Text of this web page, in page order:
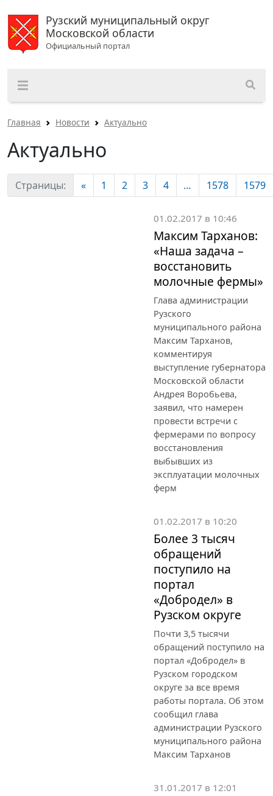
Рузский муниципальный округ
Московской области
Официальный портал
Главная Новости Актуально
Актуально
Страницы: « 1 2 3 4 ... 1578 1579
01.02.2017 в 10:46
Максим Тарханов:
«Наша задача –
восстановить
молочные фермы»
Глава администрации
Рузского
муниципального района
Максим Тарханов,
комментируя
выступление губернатора
Московской области
Андрея Воробьева,
заявил, что намерен
провести встречи с
фермерами по вопросу
восстановления
выбывших из
эксплуатации молочных
ферм
01.02.2017 в 10:20
Более 3 тысяч
обращений
поступило на
портал
«Добродел» в
Рузском округе
Почти 3,5 тысячи
обращений поступило на
портал «Добродел» в
Рузском городском
округе за все время
работы портала. Об этом
сообщил глава
администрации Рузского
муниципального района
Максим Тарханов
31.01.2017 в 12:01